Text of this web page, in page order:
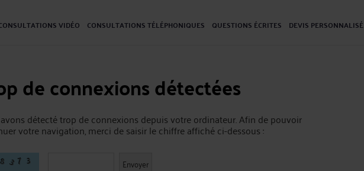
VIDÉO CONSULTATIONS TÉLÉPHONIQUES QUESTIONS ÉCRITES DEVIS PERSONNALISÉ
de connexions détectées
détecté trop de connexions depuis votre ordinateur. Afin de pouvoir
votre navigation, merci de saisir le chiffre affiché ci-dessous :